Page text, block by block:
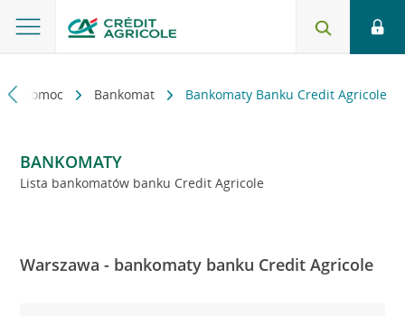
i pomoc Bankomat Bankomaty Banku Credit Agricole
BANKOMATY
Lista bankomatów banku Credit Agricole
Warszawa - bankomaty banku Credit Agricole